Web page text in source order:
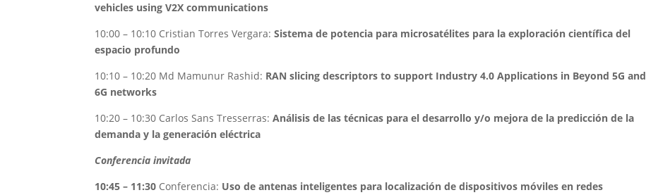
vehicles using V2X communications
10:00 – 10:10 Cristian Torres Vergara:Sistema de potencia para microsatélites para la exploración científica del
espacio profundo
10:10 – 10:20 Md Mamunur Rashid: RAN slicing descriptors to support Industry 4.0 Applications in Beyond 5G and
6G networks
10:20 – 10:30 Carlos Sans Tresserras:Análisis de las técnicas para el desarrollo y/o mejora de la predicción de la
demanda y la generación eléctrica
Conferencia invitada
10:45 – 11:30 Conferencia: Uso de antenas inteligentes para localización de dispositivos móviles en redes